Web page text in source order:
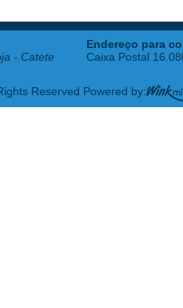
- Catete
Endereço para
Caixa Postal
Reserved Powered by: